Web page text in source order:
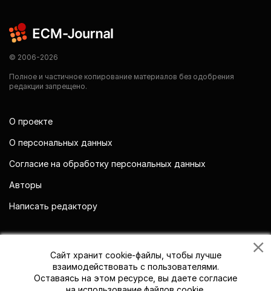
© 2006-2026
Полное и частичное копирование материалов без одобрения
редакции запрещено.
О проекте
О персональных данных
Согласие на обработку персональных данных
Авторы
Написать редактору
Сайт хранит cookie-файлы, чтобы лучше
взаимодействовать с пользователями.
Оставаясь на этом ресурсе, вы даете согласие